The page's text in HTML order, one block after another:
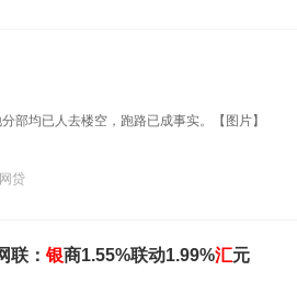
部均已人去楼空，跑路已成事实。【图片】
贷
联：银商1.55%联动1.99%汇元